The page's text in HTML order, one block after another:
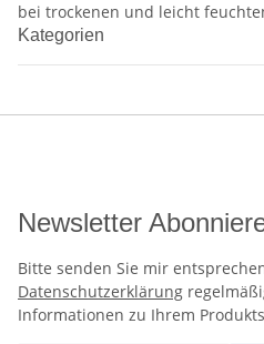
bei trockenen und leicht
Kategorien
Newsletter
Bitte senden Sie mir
Datenschutzerklärung
Informationen zu Ihrem